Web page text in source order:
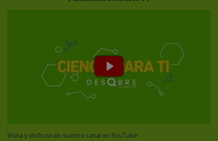
Visita y disfruta de nuestro canal en YouTube